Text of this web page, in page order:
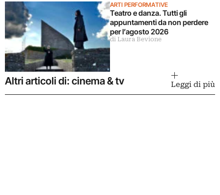
ARTI PERFORMATIVE
Teatro e danza. Tutti gli
appuntamenti da non perdere
per l’agosto 2026
di Laura Bevione
Altri articoli di: cinema & tv Leggi di più